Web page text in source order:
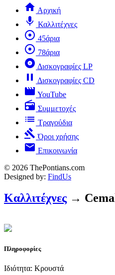
home Αρχική
mic Καλλιτέχνες
adjust 45άρια
adjust 78άρια
album Δισκογραφίες LP
pause Δισκογραφίες CD
movie YouTube
radio Συμμετοχές
list Τραγούδια
gavel Όροι χρήσης
mail Επικοινωνία
© 2026 ThePontians.com
Designed by: FindUs
Καλλιτέχνες →
Πληροφορίες
Ιδιότητα: Κρουστά